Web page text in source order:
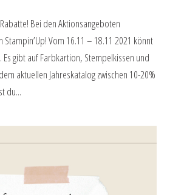
Bei den Aktionsangeboten
Vom 16.11 – 18.11 2021 könnt
gibt auf Farbkartion, Stempelkissen und
aktuellen Jahreskatalog zwischen 10-20%
du...